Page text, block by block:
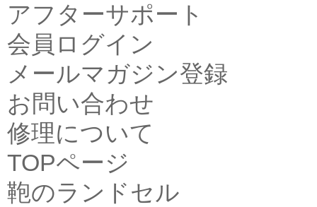
アフターサポート
会員ログイン
メールマガジン登録
お問い合わせ
修理について
TOPページ
鞄のランドセル